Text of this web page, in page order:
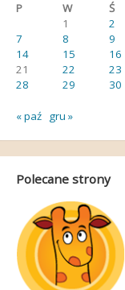
P
W Ś
1
2
7
8 9
14
15 16
21
22 23
28
29 30
« paź gru »
Polecane strony